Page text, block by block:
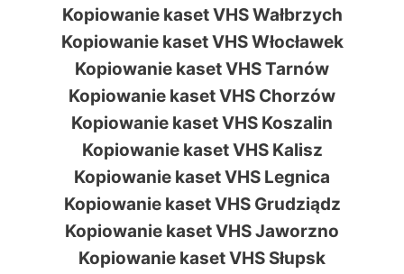
Kopiowanie kaset VHS Wałbrzych
Kopiowanie kaset VHS Włocławek
Kopiowanie kaset VHS Tarnów
Kopiowanie kaset VHS Chorzów
Kopiowanie kaset VHS Koszalin
Kopiowanie kaset VHS Kalisz
Kopiowanie kaset VHS Legnica
Kopiowanie kaset VHS Grudziądz
Kopiowanie kaset VHS Jaworzno
Kopiowanie kaset VHS Słupsk